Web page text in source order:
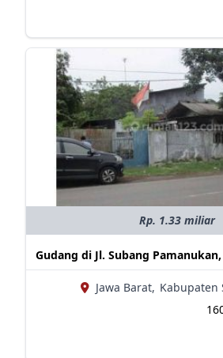
Rp. 1.33 miliar
Gudang di Jl. Subang
Jawa Barat, Kabupaten